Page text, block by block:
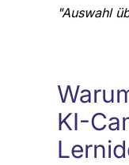
"Auswahl
KI-